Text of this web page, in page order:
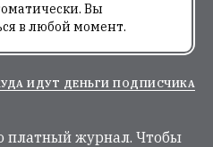
Вы
в любой момент.
ИДУТ ДЕНЬГИ ПОДПИСЧИКА
платный журнал. Чтобы